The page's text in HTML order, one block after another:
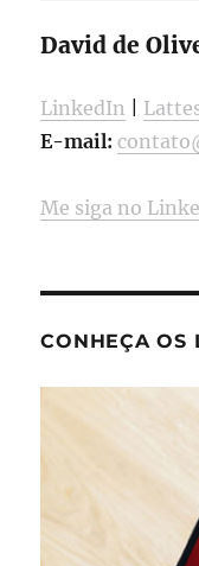
David de
LinkedIn
E-mail:
Me siga no
CONHEÇA OS